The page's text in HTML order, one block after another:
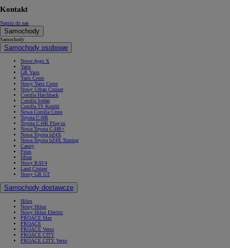
Kontakt
Napisz do nas
Samochody
Samochody
Samochody osobowe
Nowe Aygo X
Yaris
GR Yaris
Yaris Cross
Nowy Yaris Cross
Nowy Urban Cruiser
Corolla Hatchback
Corolla Sedan
Corolla TS Kombi
Nowa Corolla Cross
Toyota C-HR
Toyota C-HR Plug-in
Nowa Toyota C-HR+
Nowa Toyota bZ4X
Nowa Toyota bZ4X Touring
Camry
Prius
Mirai
Nowy RAV4
Land Cruiser
Nowy GR GT
Samochody dostawcze
Hilux
Nowy Hilux
Nowy Hilux Electric
PROACE Max
PROACE
PROACE Verso
PROACE CITY
PROACE CITY Verso